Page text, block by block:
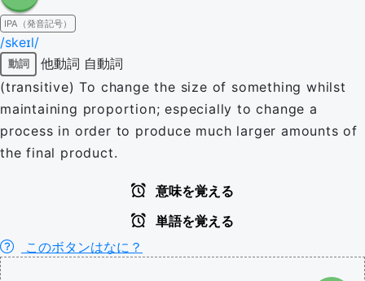
IPA（発音記号）
/skeɪl/
動詞 他動詞 自動詞
(transitive) To change the size of something whilst
maintaining proportion; especially to change a
process in order to produce much larger amounts of
the final product.
意味を覚える
単語を覚える
このボタンはなに？